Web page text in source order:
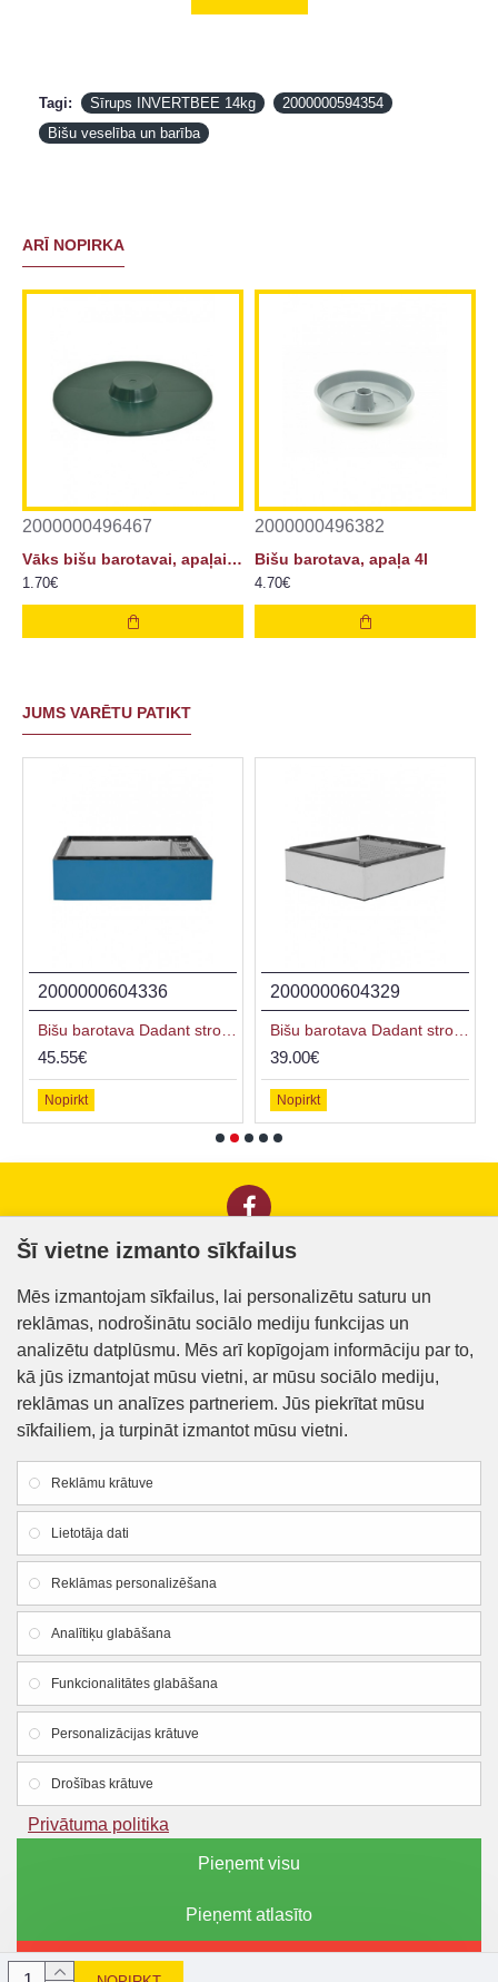
Tagi: Sīrups INVERTBEE 14kg
2000000594354
Bišu veselība un barība
ARĪ NOPIRKA
2000000496467
Vāks bišu barotavai, apaļai 4l
1.70€
2000000496382
Bišu barotava, apaļa 4l
4.70€
JUMS VARĒTU PATIKT
2000000604336
45.55€
Nopirkt
2000000604329
39.00€
Nopirkt
Informācija klientiem
Kontakti
Piegāde un apmaksa
Preču iegādes nosacījumi
Atteikuma veidlapa
Firmas rekvizīti
SIA "Lauku apgāds un meliorācija"
Reg. Nr.:44103005426
PVN reg. Nr.:LV44103005426
Dzirnavu iela 18, Smiltene, Smiltenes novads, LV-
4729
Mob.tel.: +371 25600574
E-pasts:bisulietas@lam.lv
Autortiesības © 2023, bisulietas.lv, Visas tiesības aizsargātas
Šī vietne izmanto sīkfailus
Mēs izmantojam sīkfailus, lai personalizētu saturu un
reklāmas, nodrošinātu sociālo mediju funkcijas un
analizētu datplūsmu. Mēs arī kopīgojam informāciju par to,
kā jūs izmantojat mūsu vietni, ar mūsu sociālo mediju,
reklāmas un analīzes partneriem. Jūs piekrītat mūsu
sīkfailiem, ja turpināt izmantot mūsu vietni.
Reklāmu krātuve
Lietotāja dati
Reklāmas personalizēšana
Analītiķu glabāšana
Funkcionalitātes glabāšana
Personalizācijas krātuve
Drošības krātuve
Privātuma politika
Pieņemt visu
Pieņemt atlasīto